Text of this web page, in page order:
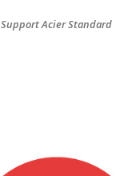
Support Acier Standard